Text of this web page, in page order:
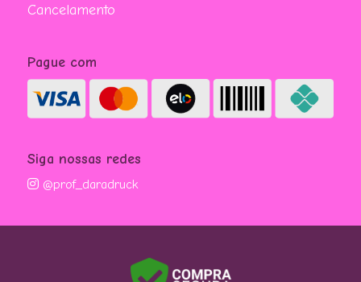
Cancelamento
Pague com
Siga nossas redes
@prof_daradruck